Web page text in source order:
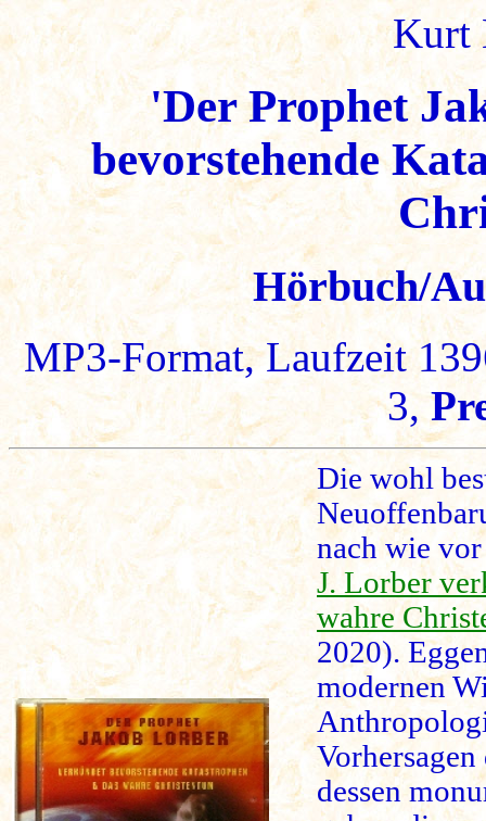
Kurt
'Der Prophet
bevorstehende
Hörbuch/
MP3-Format, Laufzeit
3,
Die wohl
nach wie
J. Lorber
wahre
2020).
modernen
dessen